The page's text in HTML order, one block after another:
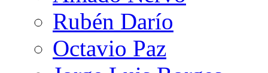
Rubén Darío
Octavio Paz